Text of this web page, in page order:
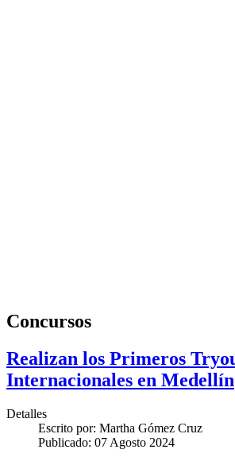
Concursos
Realizan los Primeros
Internacionales en Medellín
Detalles
Escrito por: Martha Gómez Cruz
Publicado: 07 Agosto 2024